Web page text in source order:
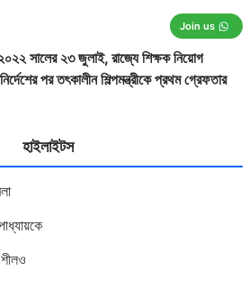
সালের ২৩ জুলাই, রাজ্যে শিক্ষক নিয়োগ
পর তৎকালীন শিল্পমন্ত্রীকে প্রথম গ্রেফতার
Join us
হাইলাইটস